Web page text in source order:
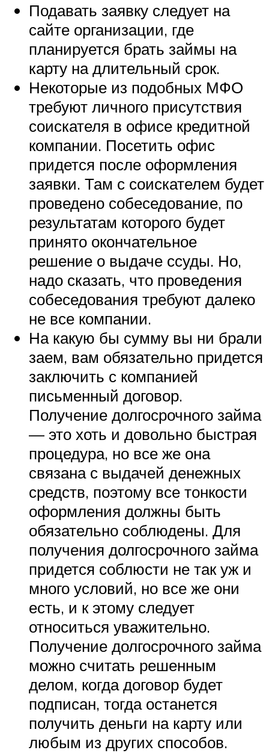
Подавать заявку следует на
сайте организации, где
планируется брать займы на
карту на длительный срок.
Некоторые из подобных МФО
требуют личного присутствия
соискателя в офисе кредитной
компании. Посетить офис
придется после оформления
заявки. Там с соискателем будет
проведено собеседование, по
результатам которого будет
принято окончательное
решение о выдаче ссуды. Но,
надо сказать, что проведения
собеседования требуют далеко
не все компании.
На какую бы сумму вы ни брали
заем, вам обязательно придется
заключить с компанией
письменный договор.
Получение долгосрочного займа
— это хоть и довольно быстрая
процедура, но все же она
связана с выдачей денежных
средств, поэтому все тонкости
оформления должны быть
обязательно соблюдены. Для
получения долгосрочного займа
придется соблюсти не так уж и
много условий, но все же они
есть, и к этому следует
относиться уважительно.
Получение долгосрочного займа
можно считать решенным
делом, когда договор будет
подписан, тогда останется
получить деньги на карту или
любым из других способов.